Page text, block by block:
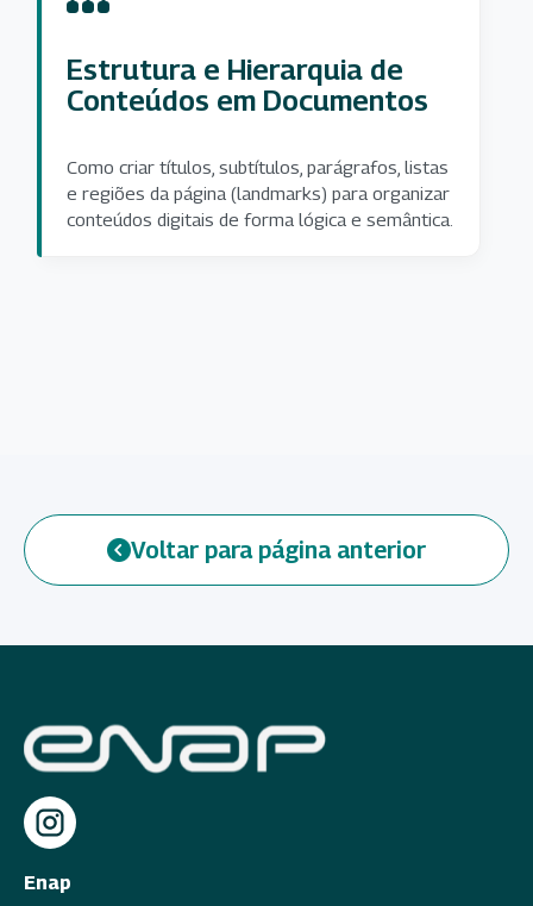
Estrutura e Hierarquia de
Conteúdos em Documentos
Como criar títulos, subtítulos, parágrafos, listas
e regiões da página (landmarks) para organizar
conteúdos digitais de forma lógica e semântica.
Voltar para página anterior
Enap